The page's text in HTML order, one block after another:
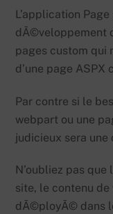
L’application
dÃ©veloppement
pages custom
d’une page
Par contre si le
webpart ou une
judicieux sera une
N’oubliez pas
site, le contenu
dÃ©ployÃ© dans